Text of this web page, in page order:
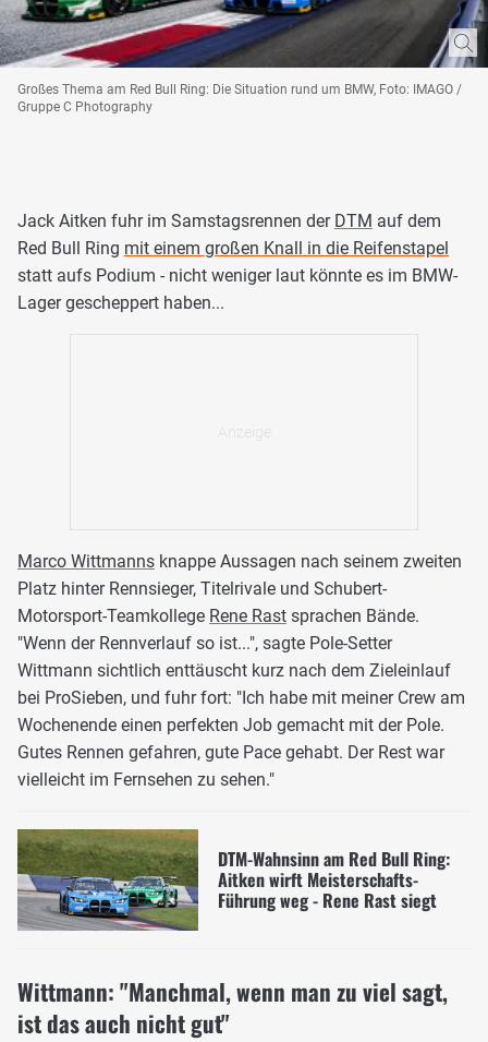
Großes Thema am Red Bull Ring: Die Situation rund um BMW, Foto: IMAGO /
Gruppe C Photography
Jack Aitken fuhr im Samstagsrennen der DTM auf dem
Red Bull Ring mit einem großen Knall in die Reifenstapel
statt aufs Podium - nicht weniger laut könnte es im BMW-
Lager gescheppert haben...
Marco Wittmanns knappe Aussagen nach seinem zweiten
Platz hinter Rennsieger, Titelrivale und Schubert-
Motorsport-Teamkollege Rene Rast sprachen Bände.
"Wenn der Rennverlauf so ist...", sagte Pole-Setter
Wittmann sichtlich enttäuscht kurz nach dem Zieleinlauf
bei ProSieben, und fuhr fort: "Ich habe mit meiner Crew am
Wochenende einen perfekten Job gemacht mit der Pole.
Gutes Rennen gefahren, gute Pace gehabt. Der Rest war
vielleicht im Fernsehen zu sehen."
DTM-Wahnsinn am Red Bull Ring:
Aitken wirft Meisterschafts-
Führung weg - Rene Rast siegt
Wittmann: "Manchmal, wenn man zu viel sagt,
ist das auch nicht gut"